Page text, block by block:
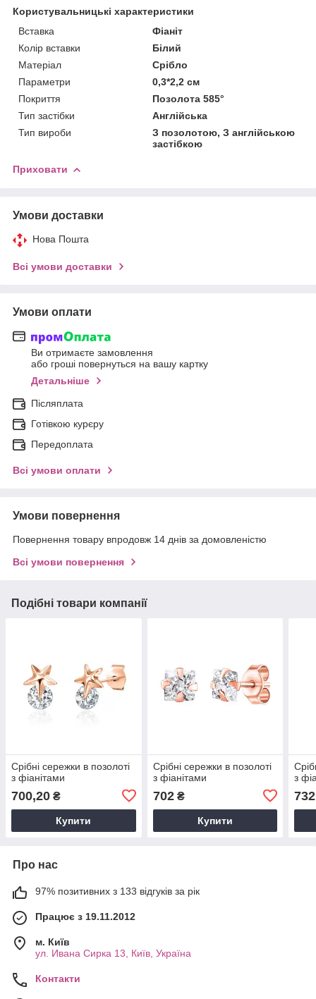
Користувальницькі характеристики
Вставка
Фіаніт
Колір вставки
Білий
Матеріал
Срібло
Параметри
0,3*2,2 см
Покриття
Позолота 585°
Тип застібки
Англійська
Тип вироби
З позолотою, З англійською
застібкою
Приховати
Умови доставки
Нова Пошта
Всі умови доставки
Умови оплати
Ви отримаєте замовлення
або гроші повернуться на вашу картку
Детальніше
Післяплата
Готівкою курєру
Передоплата
Всі умови оплати
Умови повернення
Повернення товару впродовж 14 днів за домовленістю
Всі умови повернення
Подібні товари компанії
Срібні сережки в позолоті
з фіанітами
700,20 ₴
Купити
Срібні сережки в позолоті
з фіанітами
702₴
Купити
з
Про нас
97% позитивних з 133 відгуків за рік
Працює з 19.11.2012
м. Київ
ул. Ивана Сирка 13, Київ, Україна
Контакти